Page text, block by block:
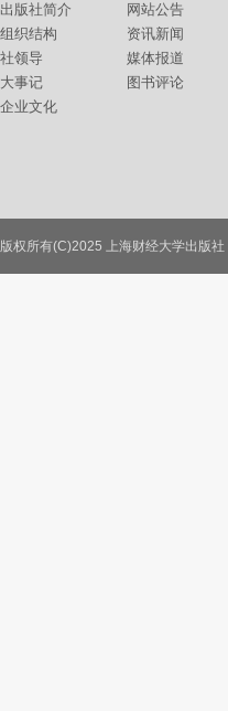
出版社简介
组织结构
社领导
大事记
企业文化
网站公告
资讯新闻
媒体报道
图书评论
联系我们
版权所有(C)2025 上海财经大学出版社